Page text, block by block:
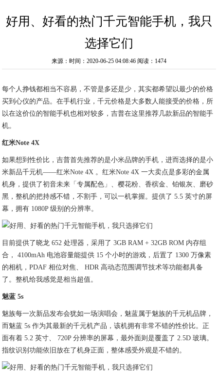
好用、好看的热门千元智能手机，我只
选择它们
来源：时间：2020-06-25 04:08:46 阅读：1474
每个人挣钱都相当不容易，不管是多还是少，其实都希望以最少的价格
买到心仪的产品。在手机行业，千元价格是大多数人能接受的价格，所
以在这价位的智能手机也相对较多，吉普在这里推荐几款新品的智能手
机。
红米Note 4X
如果想到性价比，吉普首先推荐的是小米品牌的手机，进而选择的是小
米新品千元机——红米Note 4X 。红米Note 4X 一大卖点是多彩的金属
机身，提供了初音未来「专属配色」、樱花粉、香槟金、铂银灰、磨砂
黑，整机的把持感不错，不割手，可以一机掌握。提供了 5.5 英寸的屏
幕，拥有 1080P 级别的分辨率。
目前提供了晓龙 652 处理器，采用了 3GB RAM + 32GB ROM 内存组
合， 4100mAh 电池容量能提供 15 个小时的游戏，后置了 1300 万像素
的相机，PDAF 相位对焦、 HDR 高动态范围调节技术等功能都具备
了。整机给我感觉是相当超值。
魅蓝 5s
魅族每一次新品发布会犹如一场演唱会，魅蓝属于魅族的千元机品牌，
而魅蓝 5s 作为其最新的千元机产品，该机拥有非常不错的性价比。正
面有着 5.2 英寸、 720P 分辨率的屏幕，最外面则是覆盖了 2.5D 玻璃。
指纹识别功能依旧放在了机身正面，整体感受外观是不错的。